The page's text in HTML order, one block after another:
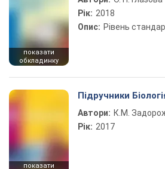
показати
обкладинку
Рік: 2018
Опис: Рівень
показати
Підручники
Автори: К.М.
Рік: 2017